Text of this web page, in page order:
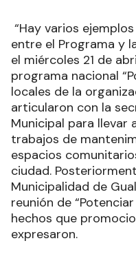
“Hay varios
entre el Programa y
el miércoles 21 de
programa nacional
locales de la
articularon con la
Municipal para llevar
trabajos de
espacios
ciudad.
Municipalidad de
reunión de
hechos que
expresaron.